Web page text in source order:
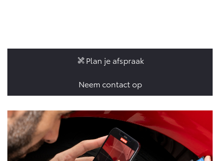
Plan je afspraak
Neem contact op